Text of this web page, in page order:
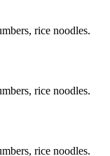
rice noodles.
rice noodles.
rice noodles.